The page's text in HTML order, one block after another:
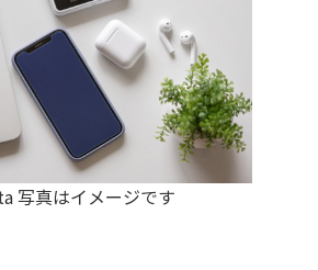
写真はイメージです